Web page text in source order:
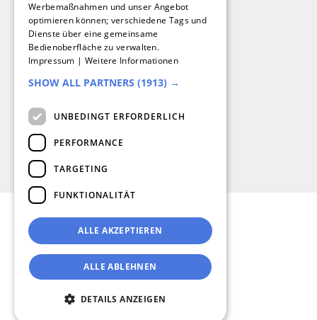
ENGLISH
Werbemaßnahmen und unser Angebot
optimieren können; verschiedene Tags und
Dienste über eine gemeinsame
Bedienoberfläche zu verwalten.
Impressum | Weitere Informationen
SHOW ALL PARTNERS (1913) →
UNBEDINGT ERFORDERLICH
PERFORMANCE
TARGETING
FUNKTIONALITÄT
ALLE AKZEPTIEREN
ALLE ABLEHNEN
DETAILS ANZEIGEN